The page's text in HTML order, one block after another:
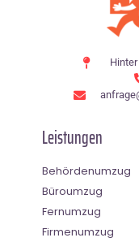
Leistungen
Behördenumzug
Büroumzug
Fernumzug
Firmenumzug